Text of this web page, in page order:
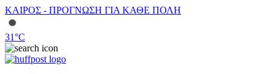
ΚΑΙΡΟΣ - ΠΡΟΓΝΩΣΗ ΓΙΑ ΚΑΘΕ ΠΟΛΗ
31°C